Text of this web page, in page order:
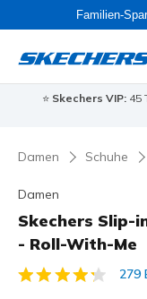
Familien-
⭐ Skechers VIP:45
Damen Schuhe
Damen
Skechers Slip-
- Roll-With-Me
3.5 von 5 279